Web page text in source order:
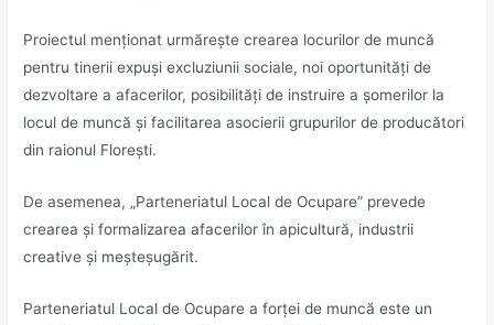
Proiectul menționat urmărește crearea locurilor de muncă
pentru tinerii expuși excluziunii sociale, noi oportunități de
dezvoltare a afacerilor, posibilități de instruire a șomerilor la
locul de muncă și facilitarea asocierii grupurilor de producători
din raionul Florești.
De asemenea, „Parteneriatul Local de Ocupare” prevede
crearea și formalizarea afacerilor în apicultură, industrii
creative și meșteșugărit.
Parteneriatul Local de Ocupare a forței de muncă este un